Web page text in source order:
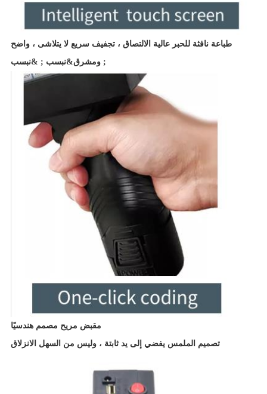
طباعة نافثة للحبر عالية الالتصاق ، تجفيف سريع لا يتلاشى ، واضح
ومشرق&نبسب ; &نبسب ;
مقبض مريح مصمم هندسيًا
تصميم الملمس يفضي إلى يد ثابتة ، وليس من السهل الانزلاق